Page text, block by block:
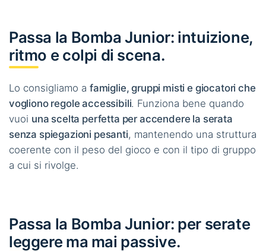
Passa la Bomba Junior: intuizione,
ritmo e colpi di scena.
Lo consigliamo a famiglie, gruppi misti e giocatori che
vogliono regole accessibili. Funziona bene quando
vuoi una scelta perfetta per accendere la serata
senza spiegazioni pesanti, mantenendo una struttura
coerente con il peso del gioco e con il tipo di gruppo
a cui si rivolge.
Passa la Bomba Junior: per serate
leggere ma mai passive.